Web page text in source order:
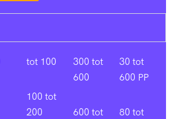
tot 100
100 tot
200
300 tot
600
600 tot
30 tot
600 PP
80 tot